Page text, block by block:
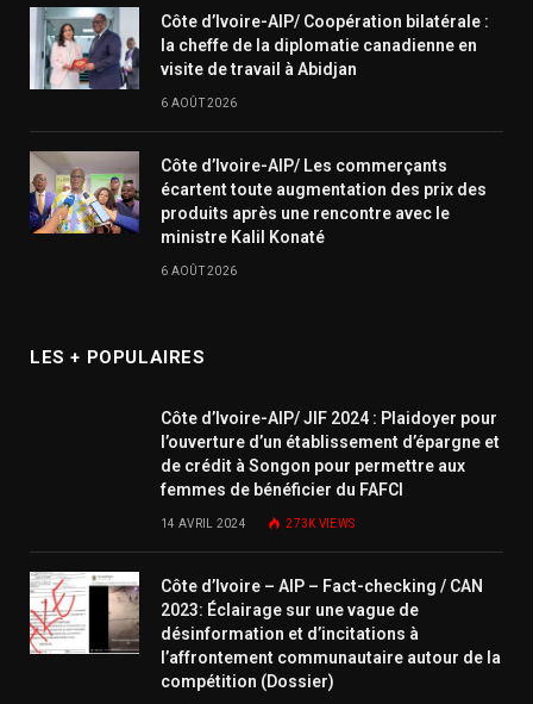
Côte d’Ivoire-AIP/ Coopération bilatérale :
la cheffe de la diplomatie canadienne en
visite de travail à Abidjan
6 AOÛT 2026
Côte d’Ivoire-AIP/ Les commerçants
écartent toute augmentation des prix des
produits après une rencontre avec le
ministre Kalil Konaté
6 AOÛT 2026
LES + POPULAIRES
Côte d’Ivoire-AIP/ JIF 2024 : Plaidoyer pour
l’ouverture d’un établissement d’épargne et
de crédit à Songon pour permettre aux
femmes de bénéficier du FAFCI
14 AVRIL 2024 273K VIEWS
Côte d’Ivoire – AIP – Fact-checking / CAN
2023: Éclairage sur une vague de
désinformation et d’incitations à
l’affrontement communautaire autour de la
compétition (Dossier)